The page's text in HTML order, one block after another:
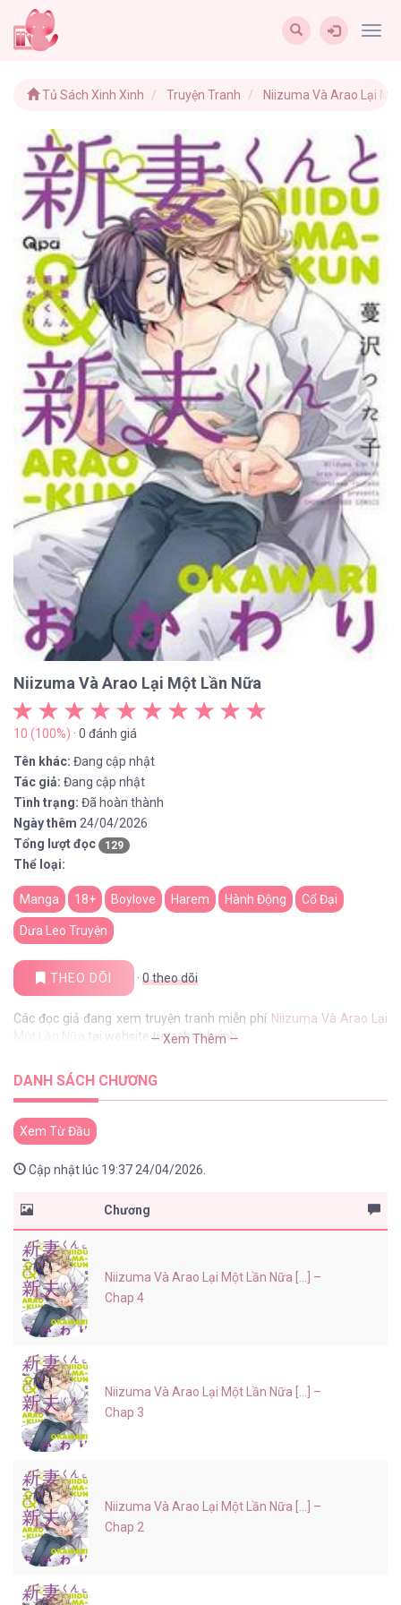
Tủ Sách Xinh Xinh Truyện Tranh Niizuma Và Arao Lại
Niizuma Và Arao Lại Một Lần Nữa
10 (100%) · 0 đánh giá
Tên khác: Đang cập nhật
Tác giả: Đang cập nhật
Tình trạng: Đã hoàn thành
Ngày thêm 24/04/2026
Tổng lượt đọc
129
Thể loại:
Manga 18+ Boylove Harem Hành Động Cổ Đại
Dưa Leo Truyện
THEO DÕI · 0theo dõi
Các đọc giả đang xem truyện tranh miễn phí Niizuma Và Arao Lại
Một Lần Nữa
tại website tusachxinhxinh
— Xem Thêm —
DANH SÁCH CHƯƠNG
Xem Từ Đầu
Cập nhật lúc 19:37 24/04/2026.
Chương
Niizuma Và Arao Lại Một Lần Nữa [...] –
Chap 4
Niizuma Và Arao Lại Một Lần Nữa [...] –
Chap 3
Niizuma Và Arao Lại Một Lần Nữa [...] –
Chap 2